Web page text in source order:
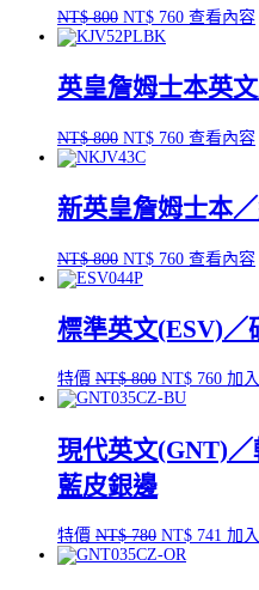
NT$800 原
始
格：
NT$ 760目
格：
查看內容
英皇詹姆士本英
NT$800 原
始
格：
NT$ 760目
格：
查看內容
新英皇詹姆士本
NT$800 原
始
格：
NT$ 760目
格：
查看內容
標準英文(ESV)／
特價 NT$800 原
始
格：
NT$ 760目
格：
加
現代英文(GNT)
藍皮銀邊
特價 NT$780 原
始
NT$ 741 目
加